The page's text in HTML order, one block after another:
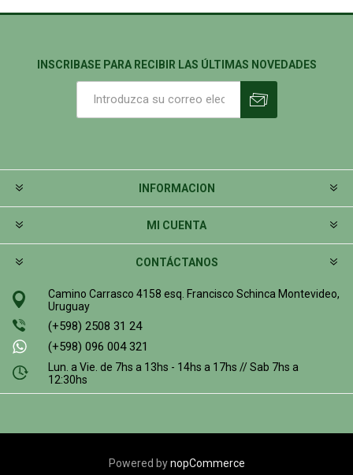
INSCRIBASE PARA RECIBIR LAS ÚLTIMAS NOVEDADES
INFORMACION
MI CUENTA
CONTÁCTANOS
Camino Carrasco 4158 esq. Francisco Schinca Montevideo,
Uruguay
(+598) 2508 31 24
(+598) 096 004 321
Lun. a Vie. de 7hs a 13hs - 14hs a 17hs // Sab 7hs a
12:30hs
Powered bynopCommerce